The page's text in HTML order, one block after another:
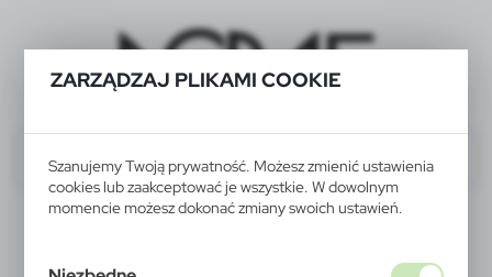
ZARZĄDZAJ PLIKAMI COOKIE
Szanujemy Twoją prywatność. Możesz zmienić ustawienia
cookies lub zaakceptować je wszystkie. W dowolnym
momencie możesz dokonać zmiany swoich ustawień.